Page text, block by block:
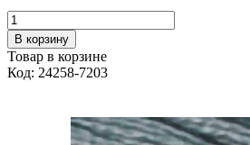
В корзину
Товар в корзине
Код: 24258-7203